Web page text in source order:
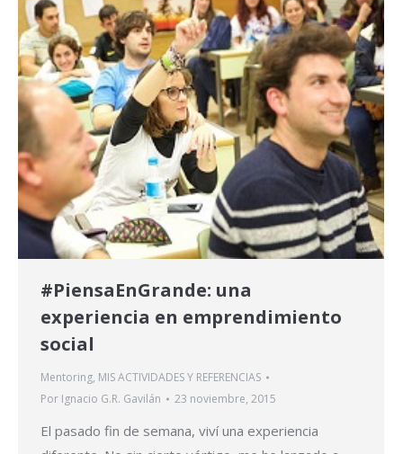
#PiensaEnGrande: una
experiencia en emprendimiento
social
Mentoring, MIS ACTIVIDADES Y REFERENCIAS
Por Ignacio G.R. Gavilán 23 noviembre, 2015
El pasado fin de semana, viví una experiencia